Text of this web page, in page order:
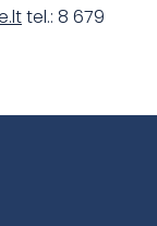
tel.: 8 679